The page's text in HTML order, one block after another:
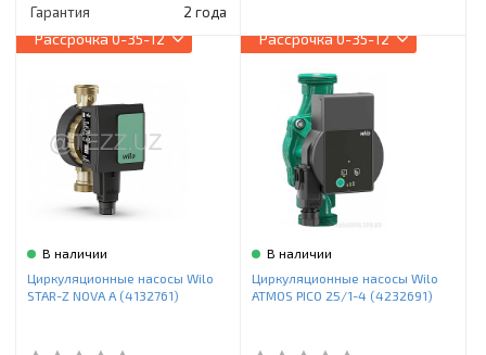
Гарантия 2 года
Рассрочка0-35-12
В наличии
Циркуляционные насосы Wilo
STAR-Z NOVA A (4132761)
Рассрочка0-35-12
В наличии
Циркуляционные насосы Wilo
ATMOS PICO 25/1-4 (4232691)